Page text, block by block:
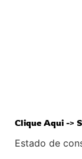
Clique Aqui ->
Estado de